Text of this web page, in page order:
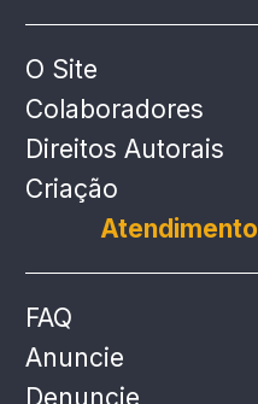
O Site
Colaboradores
Direitos Autorais
Criação
Atendimento
FAQ
Anuncie
Denuncie